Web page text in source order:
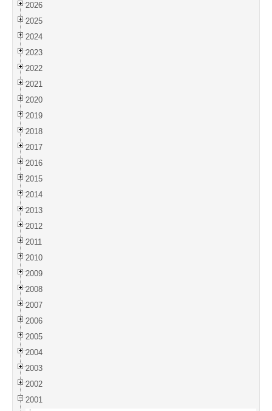
2026
2025
2024
2023
2022
2021
2020
2019
2018
2017
2016
2015
2014
2013
2012
2011
2010
2009
2008
2007
2006
2005
2004
2003
2002
2001